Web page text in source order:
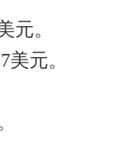
元。
元。